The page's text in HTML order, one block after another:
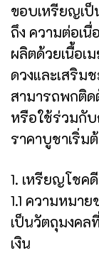
ขอบเหรียญเ
ถึง ความต่อเนื่
ผลิตด้วยเนื้อเ
ดวงและเสริม
สามารถพกติด
หรือใช้ร่วมกั
ราคาบูชาเริ่ม
1. เหรียญโชค
1.1 ความหมา
เป็นวัตถุมงคล
เงิน